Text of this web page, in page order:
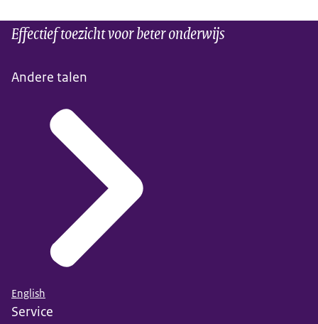
Effectief toezicht voor beter onderwijs
Andere talen
English
Service